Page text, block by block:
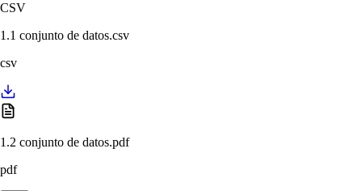
CSV
1.1 conjunto de datos.csv
csv
1.2 conjunto de datos.pdf
pdf